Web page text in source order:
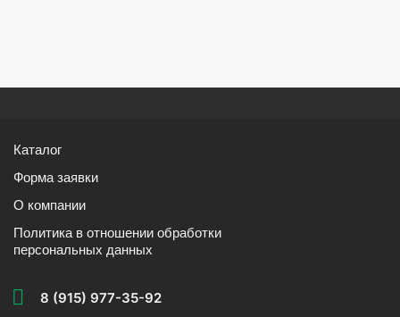
Каталог
Форма заявки
О компании
Политика в отношении обработки
персональных данных
8 (915) 977-35-92